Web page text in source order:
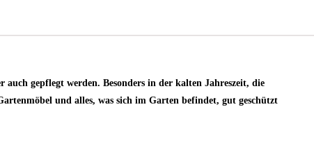
gepflegt werden. Besonders in der kalten Jahreszeit, die
und alles, was sich im Garten befindet, gut geschützt